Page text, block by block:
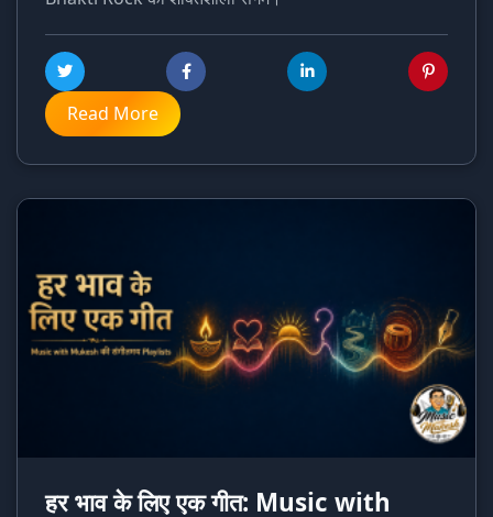
Read More
हर भाव के लिए एक गीत: Music with